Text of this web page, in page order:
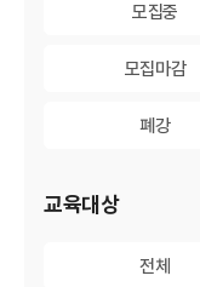
모집중
모집마감
폐강
교육대상
전체